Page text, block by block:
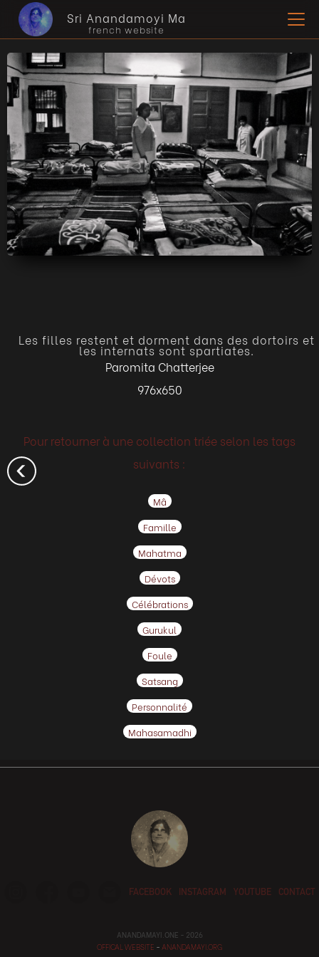
Sri Anandamoyi Ma
french website
Les filles restent et dorment dans des dortoirs et
les internats sont spartiates.
Paromita Chatterjee
976x650
Pour retourner à une collection triée selon les tags
suivants :
Mâ
Famille
Mahatma
Dévots
Célébrations
Gurukul
Foule
Satsang
Personnalité
Mahasamadhi
FACEBOOK INSTAGRAM YOUTUBE CONTACT
ANANDAMAYI.ONE - 2026
OFFICAL WEBSITE - ANANDAMAYI.ORG